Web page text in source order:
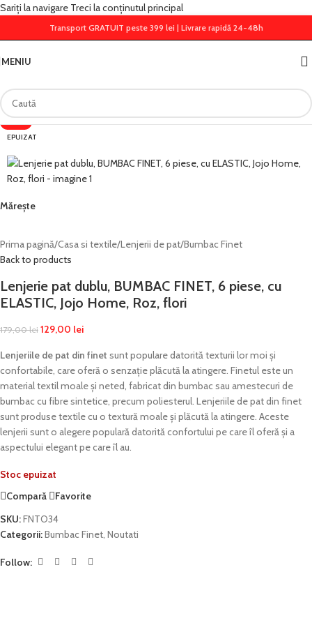
Sariți la navigare Treci la conținutul principal
Transport GRATUIT peste 399 lei | Livrare rapidă 24-48h
MENIU
EPUIZAT
Mărește
Prima pagină/Casa si textile/Lenjerii de pat/Bumbac Finet
Back to products
Lenjerie pat dublu, BUMBAC FINET, 6 piese, cu
ELASTIC, Jojo Home, Roz, flori
179,00lei 129,00 lei
Lenjeriile de pat din finet sunt populare datorită texturii lor moi și
confortabile, care oferă o senzație plăcută la atingere. Finetul este un
material textil moale și neted, fabricat din bumbac sau amestecuri de
bumbac cu fibre sintetice, precum poliesterul. Lenjeriile de pat din finet
sunt produse textile cu o textură moale și plăcută la atingere. Aceste
lenjerii sunt o alegere populară datorită confortului pe care îl oferă și a
aspectului elegant pe care îl au.
Stoc epuizat
Compară
Favorite
SKU:FNTO34
Categorii:Bumbac Finet, Noutati
Follow: